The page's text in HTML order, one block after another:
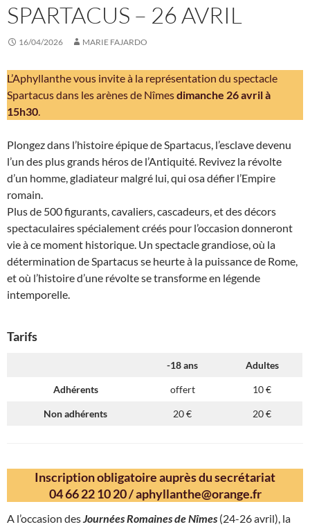
SPARTACUS – 26 AVRIL
16/04/2026 MARIE FAJARDO
L’Aphyllanthe vous invite à la représentation du spectacle
Spartacus dans les arènes de Nîmesdimanche 26 avril à
15h30.
Plongez dans l’histoire épique de Spartacus, l’esclave devenu
l’un des plus grands héros de l’Antiquité. Revivez la révolte
d’un homme, gladiateur malgré lui, qui osa défier l’Empire
romain.
Plus de 500 figurants, cavaliers, cascadeurs, et des décors
spectaculaires spécialement créés pour l’occasion donneront
vie à ce moment historique. Un spectacle grandiose, où la
détermination de Spartacus se heurte à la puissance de Rome,
et où l’histoire d’une révolte se transforme en légende
intemporelle.
Tarifs
-18 ans Adultes
Adhérents offert 10 €
Non adhérents 20 € 20 €
Inscription obligatoire auprès du secrétariat
04 66 22 10 20/aphyllanthe@orange.fr
A l’occasion desJournées Romaines de Nîmes (24-26 avril), la